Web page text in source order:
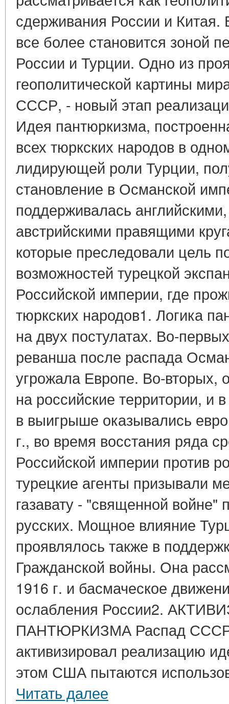
сдерживания России и Китая.
все более становится зоной
России и Турции. Одно из
геополитической картины
СССР, - новый этап
Идея пантюркизма,
всех тюркских народов в
лидирующей роли Турции,
становление в Османской
поддерживалась
австрийскими правящими
которые преследовали цель
возможностей турецкой
Российской империи, где
тюркских народов1. Логика
на двух постулатах. Во-
реванша после распада
угрожала Европе. Во-вторых,
на российские территории, и
в выигрыше оказывались
г., во время восстания ряда
Российской империи против
турецкие агенты призывали
газавату - "священной войне"
русских. Мощное влияние
проявлялось также в
Гражданской войны. Она
1916 г. и басмаческое
ослабления России2.
ПАНТЮРКИЗМА Распад СССР
активизировал реализацию
этом США пытаются
Читать далее